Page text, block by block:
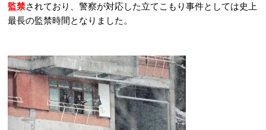
監禁されており、警察が対応した立てこもり事件としては史上
最長の監禁時間となりました。